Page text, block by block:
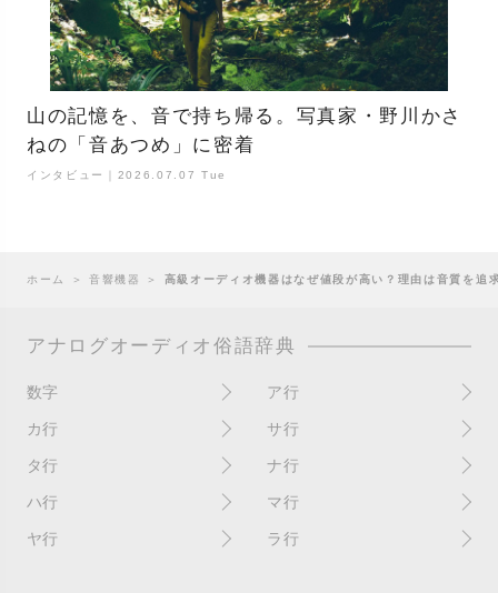
山の記憶を、音で持ち帰る。写真家・野川かさ
ねの「音あつめ」に密着
インタビュー｜2026.07.07 Tue
ホーム ＞ 音響機器 ＞ 高級オーディオ機器はなぜ値段が高い？理由は音質を追
アナログオーディオ俗語辞典
数字
10インチ
4チャンネル
ア行
RPM(33,45)
赤盤
アセテート盤
EPアダプター
カ行
書き込み
歌詞記載ジャケット
ガチャ盤
サ行
サイン
CDJ
シールド盤
タ行
ターンテーブル
ダイナフレックス
ナ行
2枚使い
ン）
ハ行
ハウリング
マ行
マスターテンポ
ヤ行 ラ行